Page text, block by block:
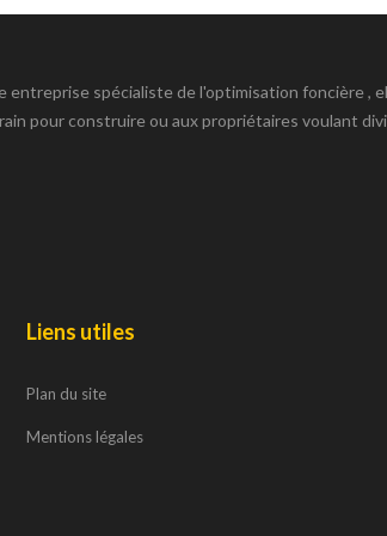
entreprise spécialiste de l'optimisation foncière ,
pour construire ou aux propriétaires voulant
Liens utiles
Plan du site
Mentions légales